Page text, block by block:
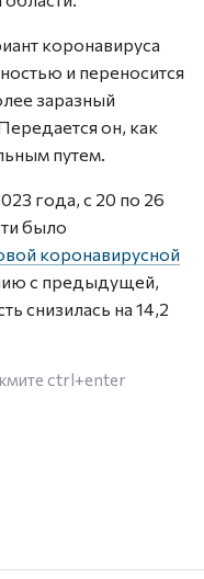
коронавируса
и переносится
заразный
он, как
путем.
года, с 20 по 26
было
коронавирусной
с предыдущей,
снизилась на 14,2
ctrl+enter